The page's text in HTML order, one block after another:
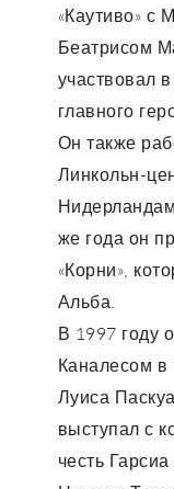
«Каутиво» с
Беатрисом
участвовал
главного
Он также
Линкольн-
же года он
«Корни»,
Альба.
В 1997 году
Каналесом в
Луиса
выступал с
честь